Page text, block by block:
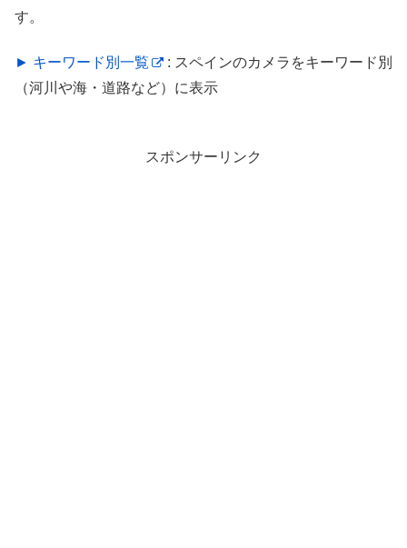
す。
► キーワード別一覧
: スペインのカメラをキーワード別
（河川や海・道路など）に表示
スポンサーリンク